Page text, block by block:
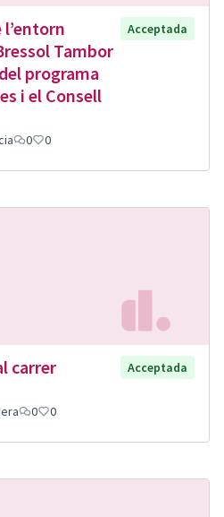
l’entorn
Tambor
programa
i el Consell
Acceptada
0 0
carrer
Acceptada
0 0